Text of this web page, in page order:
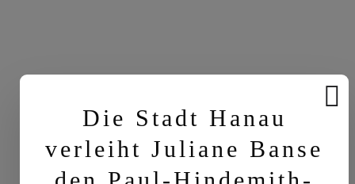
Die Stadt Hanau
verleiht Juliane Banse